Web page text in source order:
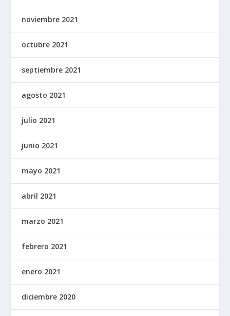
noviembre 2021
octubre 2021
septiembre 2021
agosto 2021
julio 2021
junio 2021
mayo 2021
abril 2021
marzo 2021
febrero 2021
enero 2021
diciembre 2020